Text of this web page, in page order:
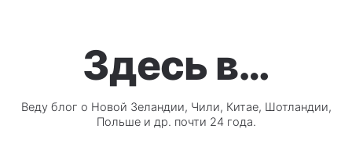
Здесь в…
Веду блог о Новой Зеландии, Чили, Китае, Шотландии,
Польше и др. почти 24 года.